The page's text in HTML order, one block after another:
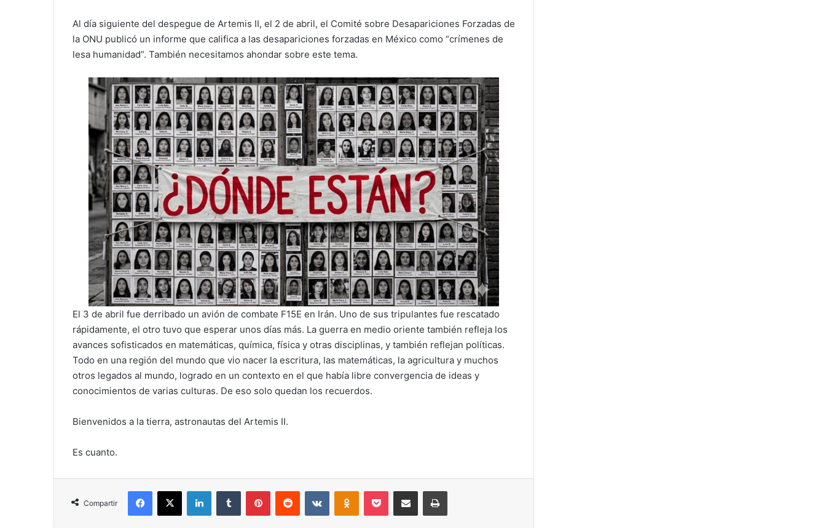
Al día siguiente del despegue de Artemis II, el 2 de abril, el Comité sobre Desapariciones Forzadas de
la ONU publicó un informe que califica a las desapariciones forzadas en México como “crímenes de
lesa humanidad”. También necesitamos ahondar sobre este tema.
El 3 de abril fue derribado un avión de combate F15E en Irán. Uno de sus tripulantes fue rescatado
rápidamente, el otro tuvo que esperar unos días más. La guerra en medio oriente también refleja los
avances sofisticados en matemáticas, química, física y otras disciplinas, y también reflejan políticas.
Todo en una región del mundo que vio nacer la escritura, las matemáticas, la agricultura y muchos
otros legados al mundo, logrado en un contexto en el que había libre convergencia de ideas y
conocimientos de varias culturas. De eso solo quedan los recuerdos.
Bienvenidos a la tierra, astronautas del Artemis II.
Es cuanto.
Compartir
Facebook
X LinkedInTumblr PinterestReddit VKontakteOdnoklassniki
Pocket Compartir por correo electrónicoImprimir